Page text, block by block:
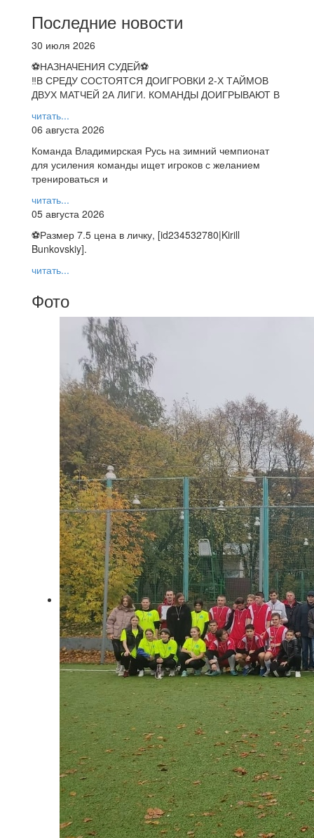
Последние новости
30 июля 2026
⚽НАЗНАЧЕНИЯ СУДЕЙ⚽
‼В СРЕДУ СОСТОЯТСЯ ДОИГРОВКИ 2-Х ТАЙМОВ
ДВУХ МАТЧЕЙ 2А ЛИГИ. КОМАНДЫ ДОИГРЫВАЮТ В
читать...
06 августа 2026
Команда Владимирская Русь на зимний чемпионат
для усиления команды ищет игроков с желанием
тренироваться и
читать...
05 августа 2026
⚽️Размер 7.5 цена в личку, [id234532780|Kirill
Bunkovskiy].
читать...
Фото